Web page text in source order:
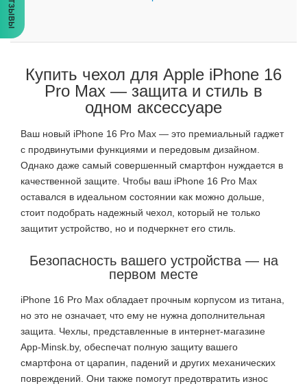
Купить чехол для Apple iPhone 16
Pro Max — защита и стиль в
одном аксессуаре
Ваш новый iPhone 16 Pro Max — это премиальный гаджет
с продвинутыми функциями и передовым дизайном.
Однако даже самый совершенный смартфон нуждается в
качественной защите. Чтобы ваш iPhone 16 Pro Max
оставался в идеальном состоянии как можно дольше,
стоит подобрать надежный чехол, который не только
защитит устройство, но и подчеркнет его стиль.
Безопасность вашего устройства — на
первом месте
iPhone 16 Pro Max обладает прочным корпусом из титана,
но это не означает, что ему не нужна дополнительная
защита. Чехлы, представленные в интернет-магазине
App-Minsk.by, обеспечат полную защиту вашего
смартфона от царапин, падений и других механических
повреждений. Они также помогут предотвратить износ
Отзывы